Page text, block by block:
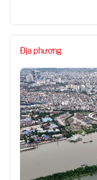
Địa phương